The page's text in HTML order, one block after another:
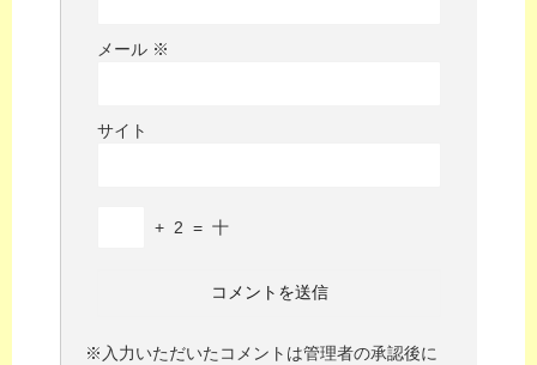
メール ※
サイト
+ 2 = 十
※入力いただいたコメントは管理者の承認後に